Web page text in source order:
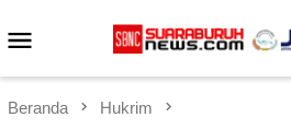
ke
Beranda Hukrim